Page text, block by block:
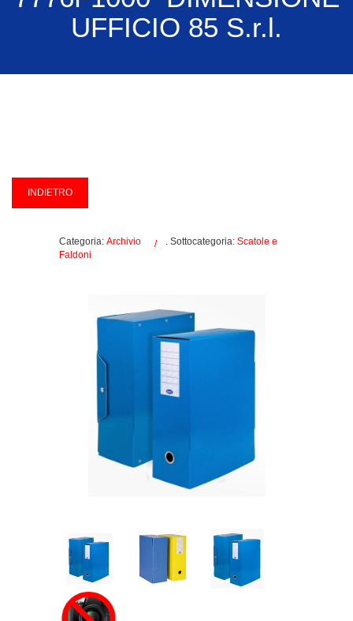
UFFICIO 85 S.r.l.
Categoria: Archivio . Sottocategoria: Scatole e
Faldoni